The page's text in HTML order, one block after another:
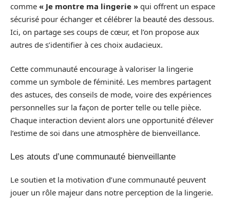
comme « Je montre ma lingerie » qui offrent un espace
sécurisé pour échanger et célébrer la beauté des dessous.
Ici, on partage ses coups de cœur, et l’on propose aux
autres de s’identifier à ces choix audacieux.
Cette communauté encourage à valoriser la lingerie
comme un symbole de féminité. Les membres partagent
des astuces, des conseils de mode, voire des expériences
personnelles sur la façon de porter telle ou telle pièce.
Chaque interaction devient alors une opportunité d’élever
l’estime de soi dans une atmosphère de bienveillance.
Les atouts d’une communauté bienveillante
Le soutien et la motivation d’une communauté peuvent
jouer un rôle majeur dans notre perception de la lingerie.